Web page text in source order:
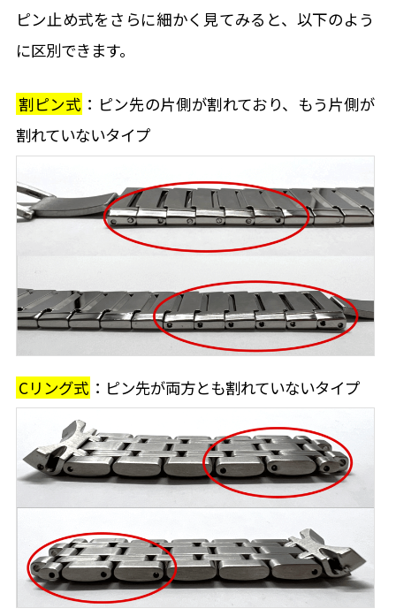
ピン止め式をさらに細かく見てみると、以下のよう
に区別できます。
割ピン式 ：ピン先の片側が割れており、もう片側が
割れていないタイプ
Cリング式 ：ピン先が両方とも割れていないタイプ